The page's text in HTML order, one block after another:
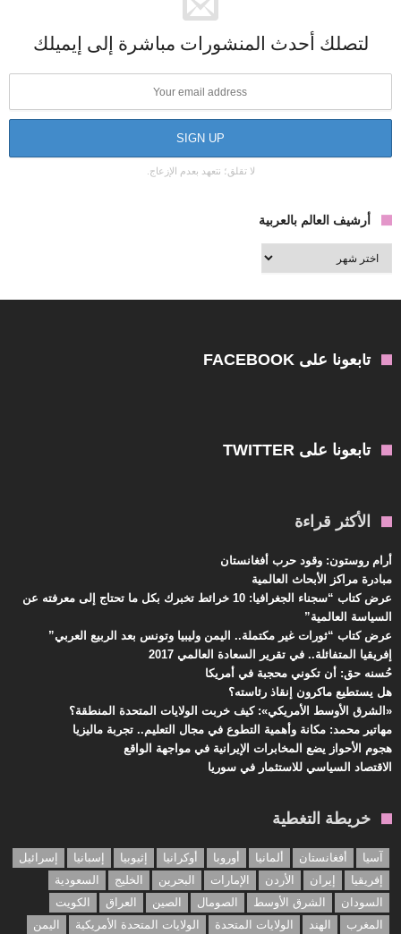
لتصلك أحدث المنشورات مباشرة إلى إيميلك
لا تقلق؛ نتعهد بعدم الإزعاج.
أرشيف العالم بالعربية
أرشيف
العالم
تابعونا على FACEBOOK
تابعونا على TWITTER
الأكثر قراءة
أرام روستون: وقود حرب أفغانستان
مبادرة مراكز الأبحاث العالمية
عرض كتاب “سجناء الجغرافيا: 10 خرائط تخبرك بكل ما تحتاج إلى معرفته عن
السياسة العالمية”
عرض كتاب “ثورات غير مكتملة.. اليمن وليبيا وتونس بعد الربيع العربي”
إفريقيا المتفائلة.. في تقرير السعادة العالمي 2017
حُسنه حق: أن تكوني محجبة في أمريكا
هل يستطيع ماكرون إنقاذ رئاسته؟
«الشرق الأوسط الأمريكي»: كيف خربت الولايات المتحدة المنطقة؟
مهاتير محمد: مكانة وأهمية التطوع في مجال التعليم.. تجربة ماليزيا
هجوم الأحواز يضع المخابرات الإيرانية في مواجهة الواقع
الاقتصاد السياسي للاستثمار في سوريا
خريطة التغطية
آسيا أفغانستان ألمانيا أوروبا أوكرانيا إثيوبيا إسبانيا
إسرائيل
إفريقيا
إيران الأردن الإمارات البحرين الخليج
السعودية
السودان
الشرق الأوسط الصومال الصين العراق
الكويت
المغرب
الهند الولايات المتحدة الولايات المتحدة الأمريكية
اليمن